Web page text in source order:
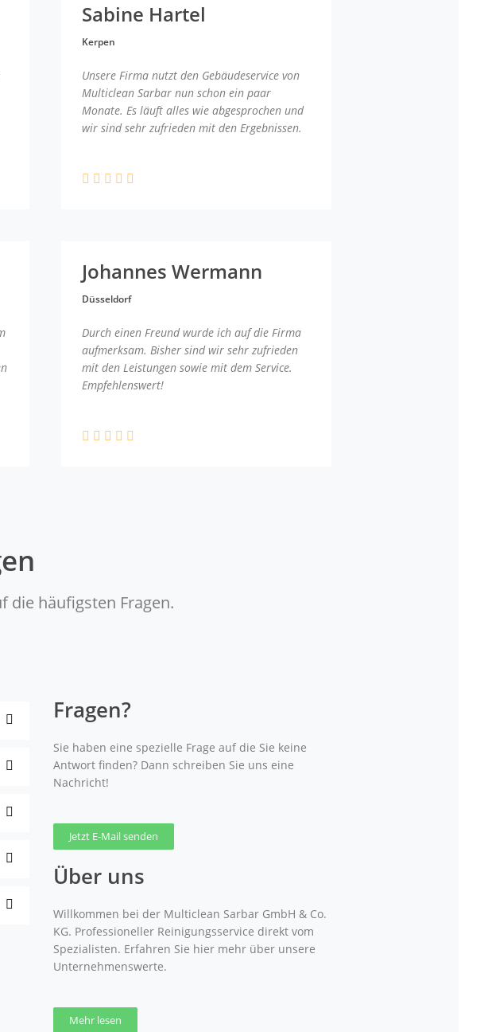
Sabine Hartel
Kerpen
Unsere Firma nutzt den Gebäudeservice von
Multiclean Sarbar nun schon ein paar
Monate. Es läuft alles wie abgesprochen und
wir sind sehr zufrieden mit den Ergebnissen.
Johannes Wermann
Düsseldorf
Durch einen Freund wurde ich auf die Firma
aufmerksam. Bisher sind wir sehr zufrieden
mit den Leistungen sowie mit dem Service.
Empfehlenswert!
die häufigsten Fragen.
Fragen?
Sie haben eine spezielle Frage auf die Sie keine
Antwort finden? Dann schreiben Sie uns eine
Nachricht!
Jetzt E-Mail senden
Über uns
Willkommen bei der Multiclean Sarbar GmbH & Co.
KG. Professioneller Reinigungsservice direkt vom
Spezialisten. Erfahren Sie hier mehr über unsere
Unternehmenswerte.
Mehr lesen